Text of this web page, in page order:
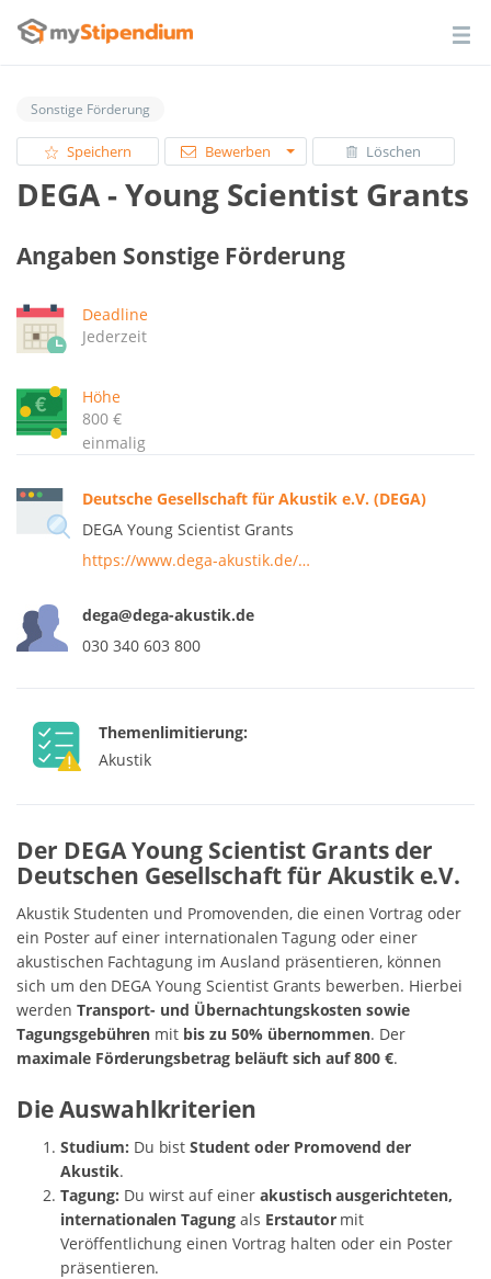
Sonstige Förderung
Speichern Bewerben Löschen
DEGA - Young Scientist Grants
Angaben Sonstige Förderung
Deadline
Jederzeit
Höhe
800 €
einmalig
Deutsche Gesellschaft für Akustik e.V. (DEGA)
DEGA Young Scientist Grants
https://www.dega-akustik.de/…
dega@dega-akustik.de
030 340 603 800
Themenlimitierung:
Akustik
Der DEGA Young Scientist Grants der
Deutschen Gesellschaft für Akustik e.V.
Akustik Studenten und Promovenden, die einen Vortrag oder
ein Poster auf einer internationalen Tagung oder einer
akustischen Fachtagung im Ausland präsentieren, können
sich um den DEGA Young Scientist Grants bewerben. Hierbei
werden Transport- und Übernachtungskosten sowie
Tagungsgebühren mit bis zu 50% übernommen. Der
maximale Förderungsbetrag beläuft sich auf 800 €.
Die Auswahlkriterien
Studium: Du bistStudent oder Promovend der
Akustik.
Tagung: Du wirst auf einer akustisch ausgerichteten,
internationalen Tagung als Erstautormit
Veröffentlichung einen Vortrag halten oder ein Poster
präsentieren.